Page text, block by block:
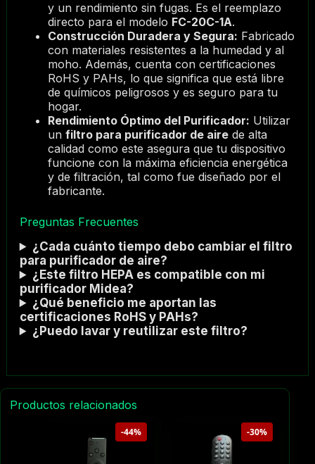
y un rendimiento sin fugas. Es el reemplazo
directo para el modelo FC-20C-1A.
Construcción Duradera y Segura: Fabricado
con materiales resistentes a la humedad y al
moho. Además, cuenta con certificaciones
RoHS y PAHs, lo que significa que está libre
de químicos peligrosos y es seguro para tu
hogar.
Rendimiento Óptimo del Purificador: Utilizar
un filtro para purificador de airede alta
calidad como este asegura que tu dispositivo
funcione con la máxima eficiencia energética
y de filtración, tal como fue diseñado por el
fabricante.
Preguntas Frecuentes
¿Cada cuánto tiempo debo cambiar el filtro
para purificador de aire?
¿Este filtro HEPAes compatible con mi
purificador Midea?
¿Qué beneficio me aportan las
certificaciones RoHS y PAHs?
¿Puedo lavar y reutilizar este filtro?
Productos relacionados
-44% -30%